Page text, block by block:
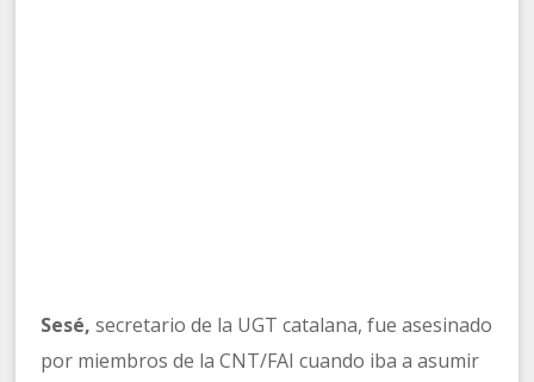
Sesé, secretario de la UGT catalana, fue asesinado
por miembros de la CNT/FAI cuando iba a asumir